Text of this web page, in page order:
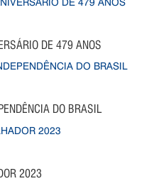
DE 479 ANOS
DO BRASIL
2023